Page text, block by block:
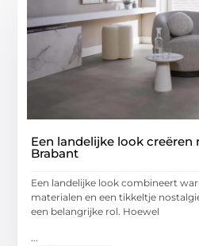
Een landelijke look creëren
Brabant
Een landelijke look combineert
materialen en een tikkeltje
een belangrijke rol. Hoewel